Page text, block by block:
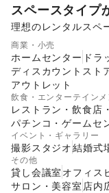
スペースタイプ
理想のレンタルスペ
ショッピングモール
ギャラリー・貸し画
商業・小売
ホームセンター ドラ
ディスカウントスト
アウトレット
飲食・エンターテインメ
レストラン・飲食店
パチンコ・ゲームセ
イベント・ギャラリー
撮影スタジオ結婚式
その他
貸し会議室 オフィス
サロン・美容室 店内